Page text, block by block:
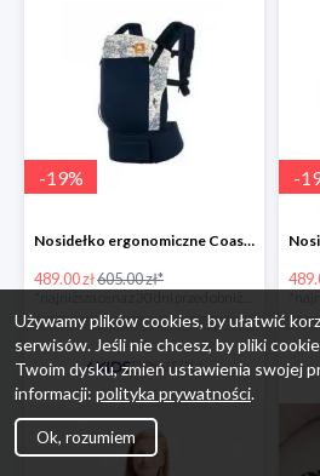
-19%
Nosidełko ergonomiczne Coast Navigator Tula
489.00 zł605.00 zł*
-
Używamy plików cookies, by ułatwić
serwisów. Jeśli nie chcesz, by pliki
Twoim dysku, zmień ustawienia swojej
informacji: polityka prywatności.
Ok, rozumiem